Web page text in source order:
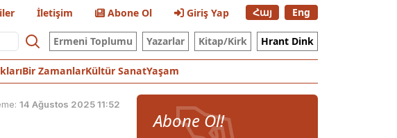
İletişim Abone Ol Giriş Yap Հայ Eng
Ermeni Toplumu Yazarlar Kitap/Kirk Hrant Dink
Bir ZamanlarKültür SanatYaşam
14 Ağustos 2025 11:52
Abone Ol!